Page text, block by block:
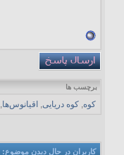
برچسب ها
کوه, کوه دریایی, اقیانوس‌ها,
کاربران در حال دیدن موضوع: 1 نفر